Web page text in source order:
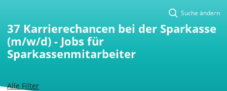
Alle Filter
Suche ändern
37 Karrierechancen bei der Sparkasse
(m/w/d) - Jobs für
Sparkassenmitarbeiter